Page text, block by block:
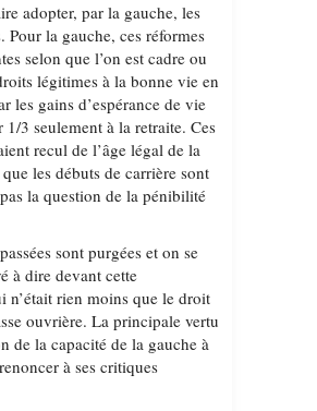
adopter, par la gauche, les
la gauche, ces réformes
selon que l’on est cadre ou
légitimes à la bonne vie en
les gains d’espérance de vie
3 seulement à la retraite. Ces
recul de l’âge légal de la
les débuts de carrière sont
la question de la pénibilité
sont purgées et on se
à dire devant cette
n’était rien moins que le droit
ouvrière. La principale vertu
de la capacité de la gauche à
à ses critiques